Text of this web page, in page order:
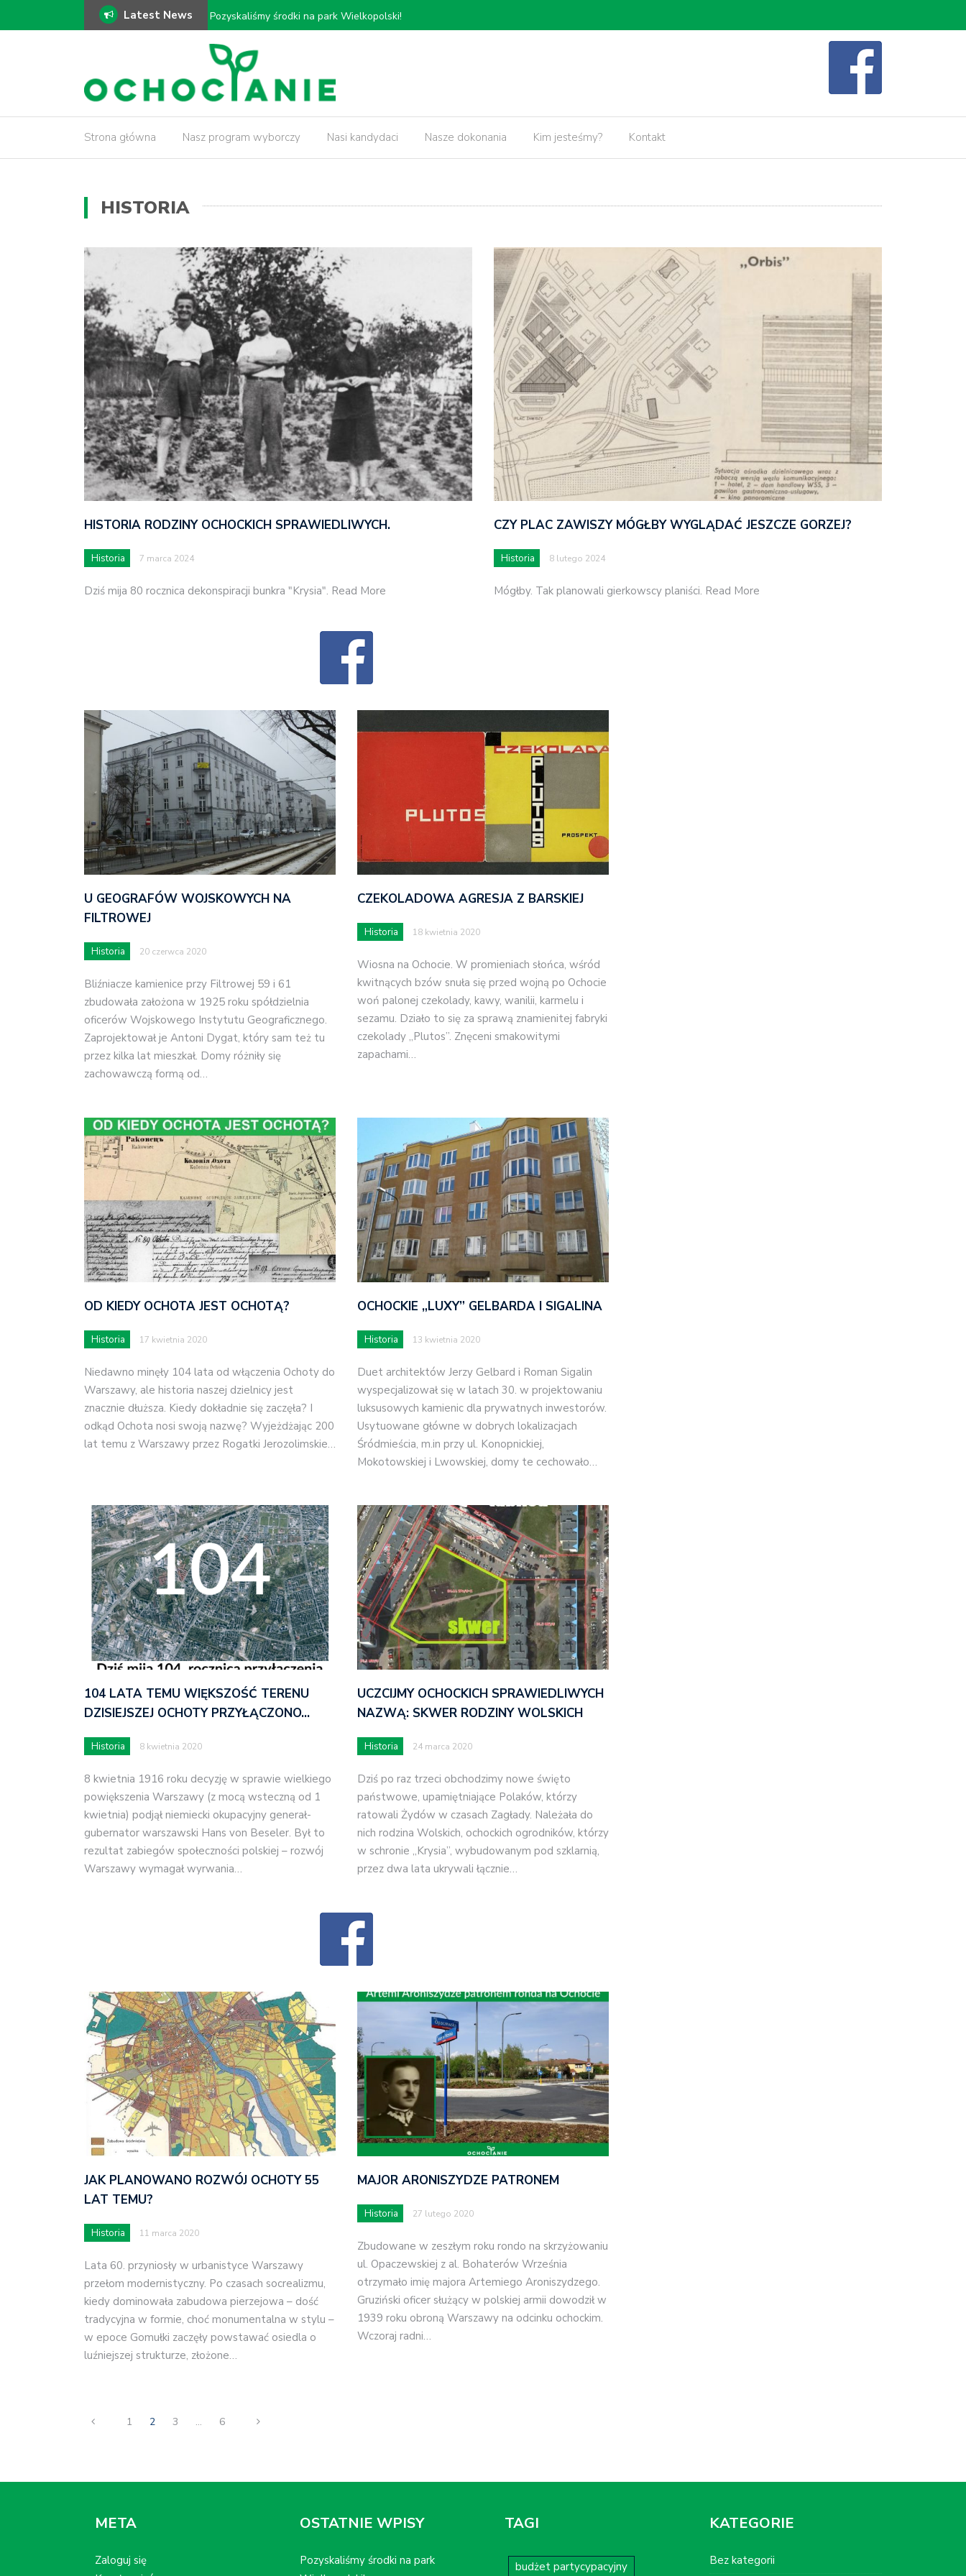
Latest News
𝗠𝗼𝗱𝗲𝗿𝗻𝗶𝘇𝗮𝗰𝗷𝗮 𝗗𝗿𝗮𝘄𝘀𝗸𝗶𝗲𝗷, 𝗽𝗿𝘇𝗲𝗯𝘂𝗱𝗼𝘄𝗮 𝗢𝗿𝘇𝗲𝘀𝘇𝗸𝗼𝘄𝗲𝗷 𝗼𝗿𝗮𝘇
𝗶𝗻𝘄𝗲𝗻𝘁𝗮𝗿𝘆𝘇𝗮𝗰𝗷𝗮 𝗱𝗿𝘇𝗲𝘄 𝘄 𝗻𝗮𝘀𝘇𝗲𝗷 𝗱𝘇𝗶𝗲𝗹𝗻𝗶𝗰𝘆!
Strona główna Nasz program wyborczy Nasi kandydaci Nasze dokonania Kim jesteśmy? Kontakt
HISTORIA
HISTORIA RODZINY OCHOCKICH SPRAWIEDLIWYCH.
Historia 7 marca 2024
Dziś mija 80 rocznica dekonspiracji bunkra "Krysia". Read More
CZY PLAC ZAWISZY MÓGŁBY WYGLĄDAĆ JESZCZE GORZEJ?
Historia 8 lutego 2024
Mógłby. Tak planowali gierkowscy planiści. Read More
U GEOGRAFÓW WOJSKOWYCH NA
FILTROWEJ
Historia 20 czerwca 2020
Bliźniacze kamienice przy Filtrowej 59 i 61
zbudowała założona w 1925 roku spółdzielnia
oficerów Wojskowego Instytutu Geograficznego.
Zaprojektował je Antoni Dygat, który sam też tu
przez kilka lat mieszkał. Domy różniły się
zachowawczą formą od…
CZEKOLADOWA AGRESJA Z BARSKIEJ
Historia 18 kwietnia 2020
Wiosna na Ochocie. W promieniach słońca, wśród
kwitnących bzów snuła się przed wojną po Ochocie
woń palonej czekolady, kawy, wanilii, karmelu i
sezamu. Działo to się za sprawą znamienitej fabryki
czekolady „Plutos”. Znęceni smakowitymi
zapachami…
OD KIEDY OCHOTA JEST OCHOTĄ?
Historia 17 kwietnia 2020
Niedawno minęły 104 lata od włączenia Ochoty do
Warszawy, ale historia naszej dzielnicy jest
znacznie dłuższa. Kiedy dokładnie się zaczęła? I
odkąd Ochota nosi swoją nazwę? Wyjeżdżając 200
lat temu z Warszawy przez Rogatki Jerozolimskie…
OCHOCKIE „LUXY” GELBARDA I SIGALINA
Historia 13 kwietnia 2020
Duet architektów Jerzy Gelbard i Roman Sigalin
wyspecjalizował się w latach 30. w projektowaniu
luksusowych kamienic dla prywatnych inwestorów.
Usytuowane główne w dobrych lokalizacjach
Śródmieścia, m.in przy ul. Konopnickiej,
Mokotowskiej i Lwowskiej, domy te cechowało…
104 LATA TEMU WIĘKSZOŚĆ TERENU
DZISIEJSZEJ OCHOTY PRZYŁĄCZONO…
Historia 8 kwietnia 2020
8 kwietnia 1916 roku decyzję w sprawie wielkiego
powiększenia Warszawy (z mocą wsteczną od 1
kwietnia) podjął niemiecki okupacyjny generał-
gubernator warszawski Hans von Beseler. Był to
rezultat zabiegów społeczności polskiej – rozwój
Warszawy wymagał wyrwania…
UCZCIJMY OCHOCKICH SPRAWIEDLIWYCH
NAZWĄ: SKWER RODZINY WOLSKICH
Historia 24 marca 2020
Dziś po raz trzeci obchodzimy nowe święto
państwowe, upamiętniające Polaków, którzy
ratowali Żydów w czasach Zagłady. Należała do
nich rodzina Wolskich, ochockich ogrodników, którzy
w schronie „Krysia”, wybudowanym pod szklarnią,
przez dwa lata ukrywali łącznie…
JAK PLANOWANO ROZWÓJ OCHOTY 55
LAT TEMU?
Historia 11 marca 2020
Lata 60. przyniosły w urbanistyce Warszawy
przełom modernistyczny. Po czasach socrealizmu,
kiedy dominowała zabudowa pierzejowa – dość
tradycyjna w formie, choć monumentalna w stylu –
w epoce Gomułki zaczęły powstawać osiedla o
luźniejszej strukturze, złożone…
MAJOR ARONISZYDZE PATRONEM
Historia 27 lutego 2020
Zbudowane w zeszłym roku rondo na skrzyżowaniu
ul. Opaczewskiej z al. Bohaterów Września
otrzymało imię majora Artemiego Aroniszydzego.
Gruziński oficer służący w polskiej armii dowodził w
1939 roku obroną Warszawy na odcinku ochockim.
Wczoraj radni…
1 2 3 … 6
META
Zaloguj się
OSTATNIE WPISY
Pozyskaliśmy środki na park
TAGI
budżet partycypacyjny
KATEGORIE
Bez kategorii